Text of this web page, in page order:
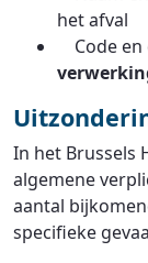
het afval
Code en
In het Brussels
algemene
aantal
specifieke